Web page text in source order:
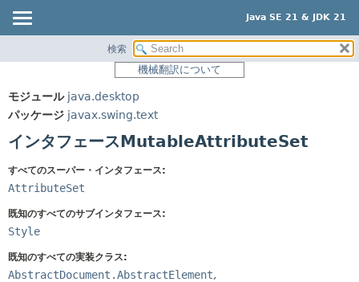
Java SE 21 & JDK 21
パッケージ
使用
ツリー
新規
非推奨
索引
サマリー:
ネスト済
メソッド
検索
機械翻訳について
モジュール java.desktop
パッケージ javax.swing.text
インタフェースMutableAttributeSet
すべてのスーパー・インタフェース:
AttributeSet
既知のすべてのサブインタフェース:
Style
既知のすべての実装クラス:
AbstractDocument.AbstractElement,